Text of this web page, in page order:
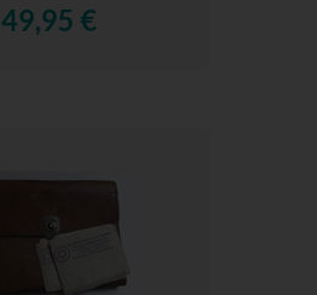
49,95 €